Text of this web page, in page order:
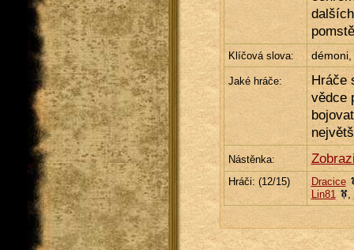
Klíčová slova: démoni,
Jaké hráče:
Hráče
vědce
Nástěnka:
Hráči: (12/15)
Dracice
Lin81
,